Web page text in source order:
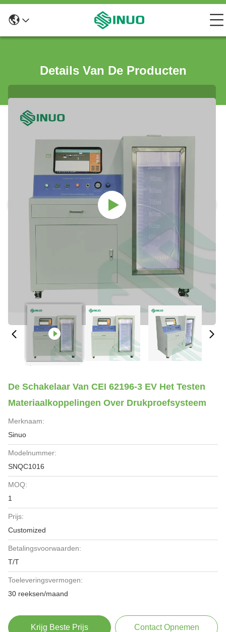
Details Van De Producten
De Schakelaar Van CEI 62196-3 EV Het Testen
Materiaalkoppelingen Over Drukproefsysteem
Merknaam:
Sinuo
Modelnummer:
SNQC1016
MOQ:
1
Prijs:
Customized
Betalingsvoorwaarden:
T/T
Toeleveringsvermogen:
30 reeksen/maand
Krijg Beste Prijs Contact Opnemen